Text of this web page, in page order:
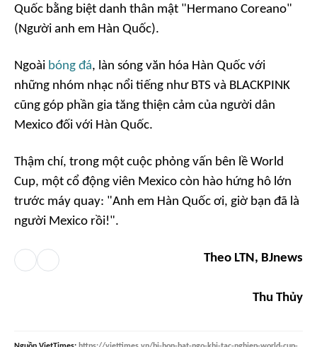
Quốc bằng biệt danh thân mật "Hermano Coreano"
(Người anh em Hàn Quốc).
Ngoài bóng đá, làn sóng văn hóa Hàn Quốc với
những nhóm nhạc nổi tiếng như BTS và BLACKPINK
cũng góp phần gia tăng thiện cảm của người dân
Mexico đối với Hàn Quốc.
Thậm chí, trong một cuộc phỏng vấn bên lề World
Cup, một cổ động viên Mexico còn hào hứng hô lớn
trước máy quay: "Anh em Hàn Quốc ơi, giờ bạn đã là
người Mexico rồi!".
Theo LTN, BJnews
Thu Thủy